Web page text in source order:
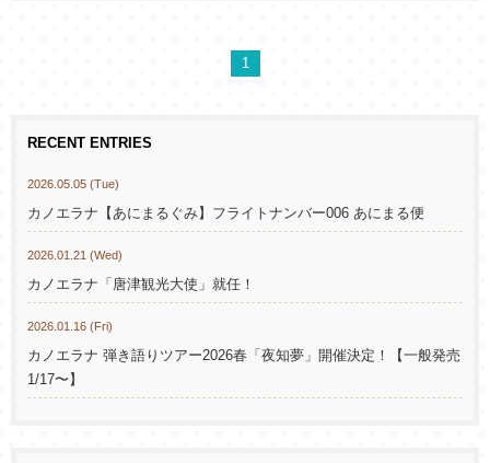
1
RECENT ENTRIES
2026.05.05 (Tue)
カノエラナ【あにまるぐみ】フライトナンバー006 あにまる便
2026.01.21 (Wed)
カノエラナ「唐津観光大使」就任！
2026.01.16 (Fri)
カノエラナ 弾き語りツアー2026春「夜知夢」開催決定！【一般発売
1/17〜】